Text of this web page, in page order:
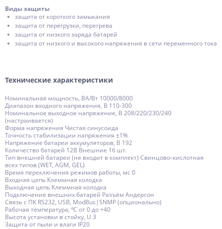
Виды защиты
защита от короткого замыкания
защита от перегрузки, перегрева
защита от низкого заряда батарей
защита от низкого и высокого напряжения в сети переменного тока
Технические характеристики
Номинальная мощность, ВА/Вт 10000/8000
Диапазон входного напряжения, В 110-300
Номинальное выходное напряжение, В 208/220/230/240
(настраивается)
Форма напряжения Чистая синусоида
Точность стабилизации напряжения ±1%
Напряжение батареи аккумуляторов, В 192
Количество батарей 12В Внешние 16 шт.
Тип внешней батареи (не входит в комплект) Свинцово–кислотная
всех типов (WET, AGM, GEL)
Время переключения режимов работы, мс 0
Входная цепь Клеммная колодка
Выходная цепь Клеммная колодка
Подключение внешних батарей Разъём Андерсон
Связь с ПК RS232, USB, ModBus|SNMP (опционально)
Рабочая температура, ⁰С от 0 до +40
Высота установки в стойку, U 3
Защита от пыли и влаги IP20